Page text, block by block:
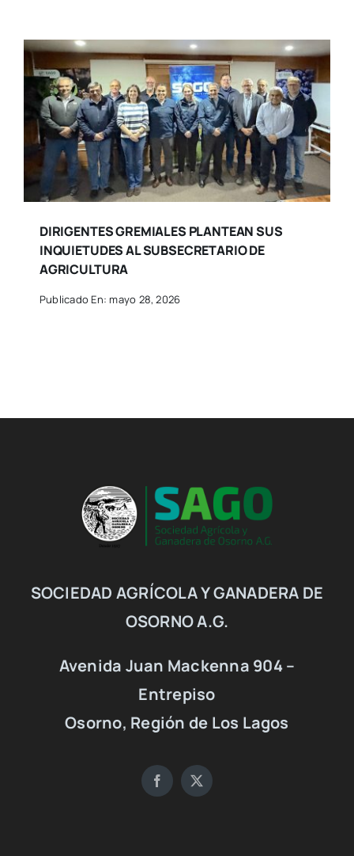
DIRIGENTES GREMIALES PLANTEAN SUS
INQUIETUDES AL SUBSECRETARIO DE
AGRICULTURA
Publicado En: mayo 28, 2026
SOCIEDAD AGRÍCOLA Y GANADERA DE
OSORNO A.G.
Avenida Juan Mackenna 904 –
Entrepiso
Osorno, Región de Los Lagos